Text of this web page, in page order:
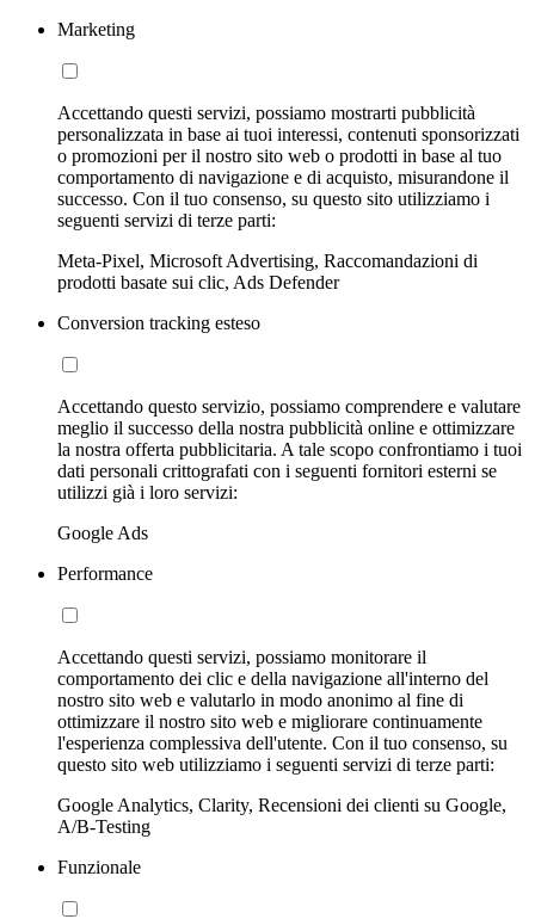
Marketing
Accettando questi servizi, possiamo mostrarti pubblicità
personalizzata in base ai tuoi interessi, contenuti sponsorizzati
o promozioni per il nostro sito web o prodotti in base al tuo
comportamento di navigazione e di acquisto, misurandone il
successo. Con il tuo consenso, su questo sito utilizziamo i
seguenti servizi di terze parti:
Meta-Pixel, Microsoft Advertising, Raccomandazioni di
prodotti basate sui clic, Ads Defender
Conversion tracking esteso
Accettando questo servizio, possiamo comprendere e valutare
meglio il successo della nostra pubblicità online e ottimizzare
la nostra offerta pubblicitaria. A tale scopo confrontiamo i tuoi
dati personali crittografati con i seguenti fornitori esterni se
utilizzi già i loro servizi:
Google Ads
Performance
Accettando questi servizi, possiamo monitorare il
comportamento dei clic e della navigazione all'interno del
nostro sito web e valutarlo in modo anonimo al fine di
ottimizzare il nostro sito web e migliorare continuamente
l'esperienza complessiva dell'utente. Con il tuo consenso, su
questo sito web utilizziamo i seguenti servizi di terze parti:
Google Analytics, Clarity, Recensioni dei clienti su Google,
A/B-Testing
Funzionale